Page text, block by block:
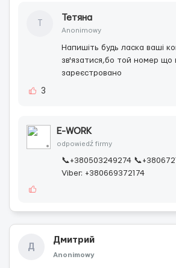
Тетяна
Anonimowy
Напишіть будь ласка ваші
зв'язатися,бо той номер що
зареєстровано
3
E-WORK
odpowiedź firmy
📞+380503249274
Viber: +380669372174
Д
Дмитрий
Anonimowy